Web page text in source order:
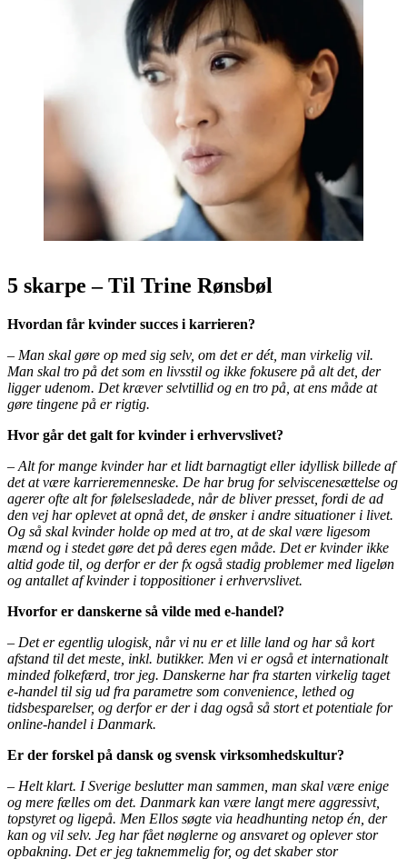
5 skarpe – Til Trine Rønsbøl
Hvordan får kvinder succes i karrieren?
– Man skal gøre op med sig selv, om det er dét, man virkelig vil.
Man skal tro på det som en livsstil og ikke fokusere på alt det, der
ligger udenom. Det kræver selvtillid og en tro på, at ens måde at
gøre tingene på er rigtig.
Hvor går det galt for kvinder i erhvervslivet?
– Alt for mange kvinder har et lidt barnagtigt eller idyllisk billede af
det at være karrieremenneske. De har brug for selviscenesættelse og
agerer ofte alt for følelsesladede, når de bliver presset, fordi de ad
den vej har oplevet at opnå det, de ønsker i andre situationer i livet.
Og så skal kvinder holde op med at tro, at de skal være ligesom
mænd og i stedet gøre det på deres egen måde. Det er kvinder ikke
altid gode til, og derfor er der fx også stadig problemer med ligeløn
og antallet af kvinder i toppositioner i erhvervslivet.
Hvorfor er danskerne så vilde med e-handel?
– Det er egentlig ulogisk, når vi nu er et lille land og har så kort
afstand til det meste, inkl. butikker. Men vi er også et internationalt
minded folkefærd, tror jeg. Danskerne har fra starten virkelig taget
e-handel til sig ud fra parametre som convenience, lethed og
tidsbesparelser, og derfor er der i dag også så stort et potentiale for
online-handel i Danmark.
Er der forskel på dansk og svensk virksomhedskultur?
– Helt klart. I Sverige beslutter man sammen, man skal være enige
og mere fælles om det. Danmark kan være langt mere aggressivt,
topstyret og ligepå. Men Ellos søgte via headhunting netop én, der
kan og vil selv. Jeg har fået nøglerne og ansvaret og oplever stor
opbakning. Det er jeg taknemmelig for, og det skaber stor